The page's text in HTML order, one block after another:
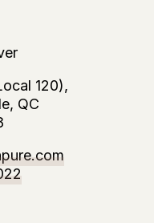
120),
QC